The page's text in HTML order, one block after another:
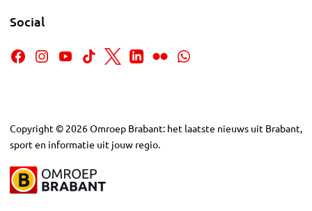
Social
Copyright © 2026Omroep Brabant: het laatste nieuws uit Brabant,
sport en informatie uit jouw regio.